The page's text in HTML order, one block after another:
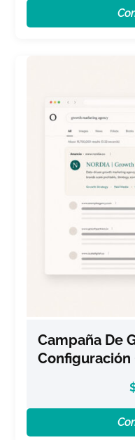
Campaña De
Configuración